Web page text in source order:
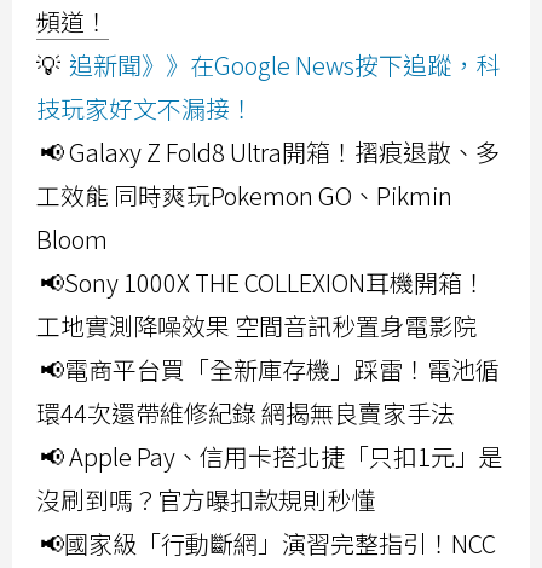
頻道！
💡 追新聞》》在Google News按下追蹤，科
技玩家好文不漏接！
📢 Galaxy Z Fold8 Ultra開箱！摺痕退散、多
工效能 同時爽玩Pokemon GO、Pikmin
Bloom
📢Sony 1000X THE COLLEXION耳機開箱！
工地實測降噪效果 空間音訊秒置身電影院
📢電商平台買「全新庫存機」踩雷！電池循
環44次還帶維修紀錄 網揭無良賣家手法
📢 Apple Pay、信用卡搭北捷「只扣1元」是
沒刷到嗎？官方曝扣款規則秒懂
📢國家級「行動斷網」演習完整指引！NCC